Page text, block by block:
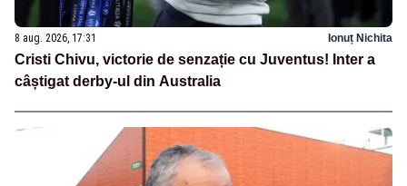
8 aug. 2026, 17:31 Ionuț Nichita
Cristi Chivu, victorie de senzație cu Juventus! Inter a
câștigat derby-ul din Australia